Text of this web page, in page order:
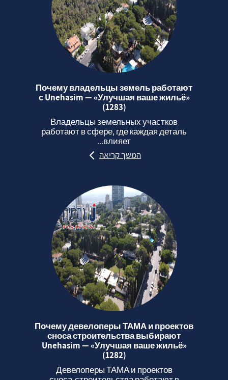
Почему владельцы земель работают
с Unehasim — «Улучшая ваше жильё»
(1283)
Владельцы земельных участков
работают в сфере, где каждая деталь
влияет...
המשך קריאה
Почему девелоперы ТАМА и проектов
сноса строительства выбирают
Unehasim — «Улучшая ваше жильё»
(1282)
Девелоперы ТАМА и проектов